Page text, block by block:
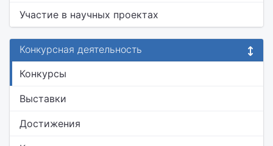
Участие в научных проектах
Конкурсная деятельность
Конкурсы
Выставки
Достижения